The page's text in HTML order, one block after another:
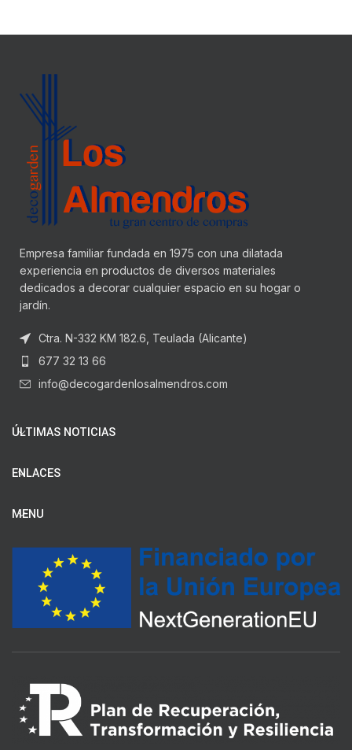
Empresa familiar fundada en 1975 con una dilatada
experiencia en productos de diversos materiales
dedicados a decorar cualquier espacio en su hogar o
jardín.
Ctra. N-332 KM 182.6, Teulada (Alicante)
677 32 13 66
info@decogardenlosalmendros.com
ÚLTIMAS NOTICIAS
ENLACES
MENU